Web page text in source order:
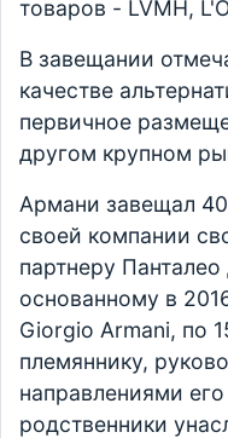
товаров - LVMH,
В завещании
качестве
первичное
другом крупном
Армани завещал
своей компании
партнеру
основанному в
Giorgio Armani, по
племяннику,
направлениями
родственники